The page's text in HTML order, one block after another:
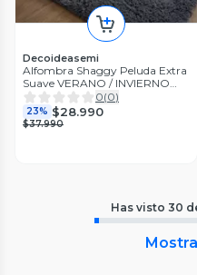
Decoideasemi
Alfombra Shaggy Peluda Extra
Suave VERANO / INVIERNO
180 x 200 cm Gris
0(0)
23% $28.990
$37.990
Has visto 30